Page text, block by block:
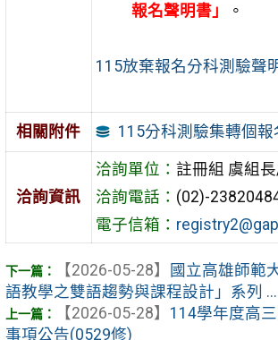
報名聲明書」
。
115放棄報名分科測驗聲
相關附件 115分科測驗集轉個報
洽詢資訊
洽詢單位： 註冊組 虞組
洽詢電話： (02)-
電子信箱：
【2026-05-28】
國立高雄師範
語教學之雙語趨勢與課程設計」系列 ...
【2026-05-28】 114學年度高
事項公告(0529修)